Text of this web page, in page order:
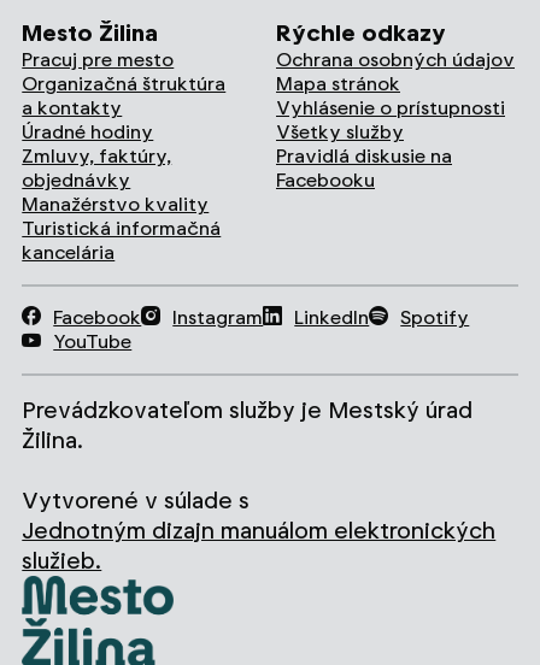
Mesto Žilina
Pracuj pre mesto
Organizačná štruktúra
a kontakty
Úradné hodiny
Zmluvy, faktúry,
objednávky
Manažérstvo kvality
Turistická informačná
kancelária
Rýchle odkazy
Ochrana osobných údajov
Mapa stránok
Vyhlásenie o prístupnosti
Všetky služby
Pravidlá diskusie na
Facebooku
Facebook Instagram LinkedIn
Spotify
YouTube
Prevádzkovateľom služby je Mestský úrad
Žilina.
Vytvorené v súlade s
Jednotným dizajn manuálom elektronických
služieb.